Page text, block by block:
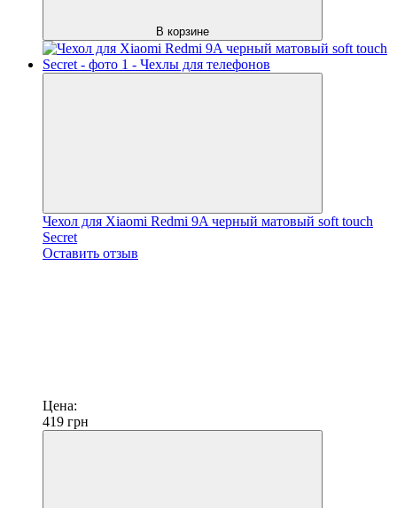
В корзине
Чехол для Xiaomi Redmi 9A черный матовый soft touch
Secret
Оставить отзыв
Цена:
419 грн